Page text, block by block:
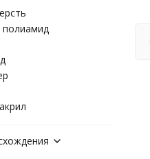
полиамид